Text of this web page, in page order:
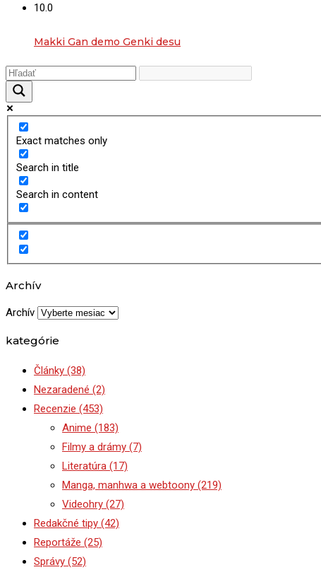
10.0
Makki Gan demo Genki desu
Exact matches only
Search in title
Search in content
Archív
Archív
kategórie
Články (38)
Nezaradené (2)
Recenzie (453)
Anime (183)
Filmy a drámy (7)
Literatúra (17)
Manga, manhwa a webtoony (219)
Videohry (27)
Redakčné tipy (42)
Reportáže (25)
Správy (52)